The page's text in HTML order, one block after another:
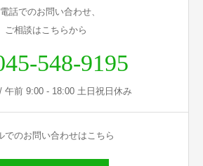
話でのお問い合わせ、
ご相談はこちらから
548-9195
午前 9:00 - 18:00 土日祝日休み
でのお問い合わせはこちら